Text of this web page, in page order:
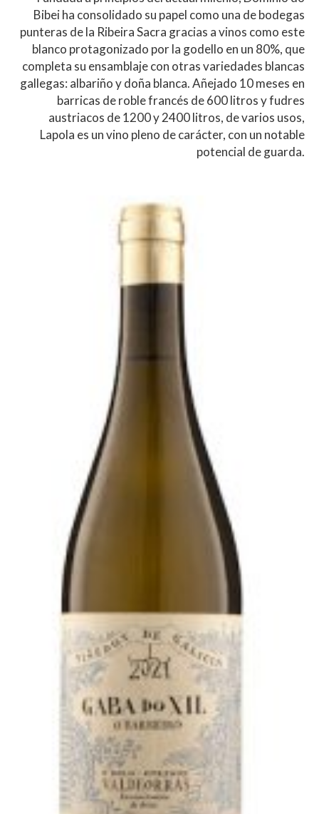
Bibei ha consolidado su papel como una de bodegas
punteras de la Ribeira Sacra gracias a vinos como este
blanco protagonizado por la godello en un 80%, que
completa su ensamblaje con otras variedades blancas
gallegas: albariño y doña blanca. Añejado 10 meses en
barricas de roble francés de 600 litros y fudres
austriacos de 1200 y 2400 litros, de varios usos,
Lapola es un vino pleno de carácter, con un notable
potencial de guarda.